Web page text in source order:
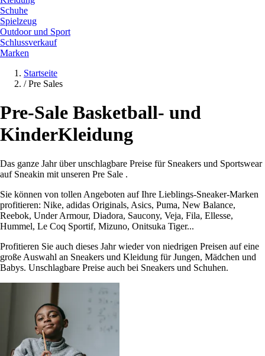
Schuhe
Spielzeug
Outdoor und Sport
Schlussverkauf
Marken
Startseite
/ Pre Sales
Pre-Sale Basketball- und
KinderKleidung
Das ganze Jahr über unschlagbare Preise für Sneakers und Sportswear
auf Sneakin mit unseren Pre Sale .
Sie können von tollen Angeboten auf Ihre Lieblings-Sneaker-Marken
profitieren: Nike, adidas Originals, Asics, Puma, New Balance,
Reebok, Under Armour, Diadora, Saucony, Veja, Fila, Ellesse,
Hummel, Le Coq Sportif, Mizuno, Onitsuka Tiger...
Profitieren Sie auch dieses Jahr wieder von niedrigen Preisen auf eine
große Auswahl an Sneakers und Kleidung für Jungen, Mädchen und
Babys. Unschlagbare Preise auch bei Sneakers und Schuhen.